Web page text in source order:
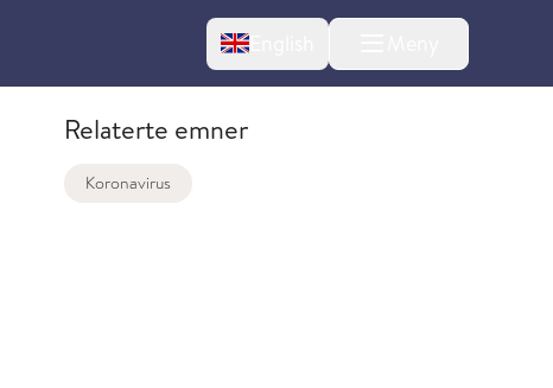
English
Relaterte emner
Koronavirus